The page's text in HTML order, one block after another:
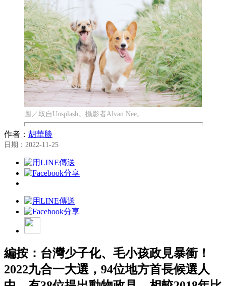
圖／取自Unsplash。攝影者Alvan Nee。
作者： 胡華勝
日期：2022-11-25
編按：台灣少子化、毛小孩政見暴衝！
2022九合一大選，94位地方首長候選人